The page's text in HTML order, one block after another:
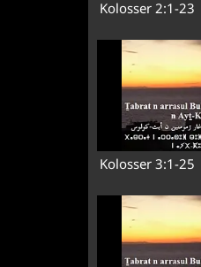
Kolosser 2:1-23
Kolosser 3:1-25